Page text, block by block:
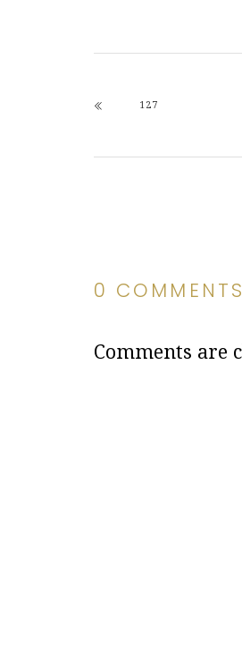
127
0
Comments are